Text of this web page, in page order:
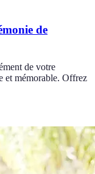
de
de votre
et mémorable. Offrez